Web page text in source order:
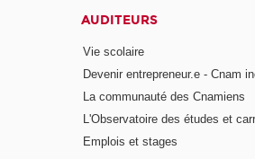
AUDITEURS
Vie scolaire
Devenir entrepreneur.e - Cnam
La communauté des Cnamiens
L'Observatoire des études et
Emplois et stages